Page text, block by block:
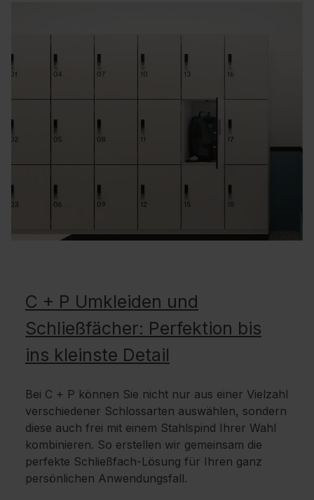
C + P Umkleiden und
Schließfächer: Perfektion bis
ins kleinste Detail
Bei C + P können Sie nicht nur aus einer Vielzahl
verschiedener Schlossarten auswählen, sondern
diese auch frei mit einem Stahlspind Ihrer Wahl
kombinieren. So erstellen wir gemeinsam die
perfekte Schließfach-Lösung für Ihren ganz
persönlichen Anwendungsfall.